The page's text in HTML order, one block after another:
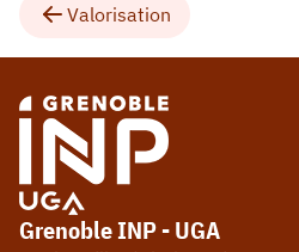
Valorisation
Grenoble INP - UGA